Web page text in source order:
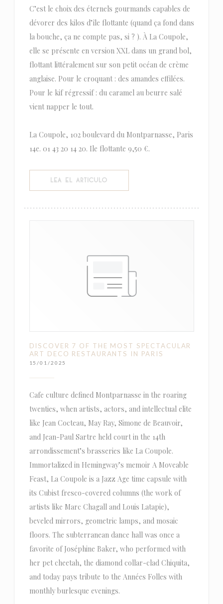
C’est le choix des éternels gourmands capables de
dévorer des kilos d’île flottante (quand ça fond dans
la bouche, ça ne compte pas, si ? ). À La Coupole,
elle se présente en version XXL dans un grand bol,
flottant littéralement sur son petit océan de crème
anglaise. Pour le croquant : des amandes effilées.
Pour le kif régressif : du caramel au beurre salé
vient napper le tout.
La Coupole, 102 boulevard du Montparnasse, Paris
14e. 01 43 20 14 20. Ile flottante 9,50 €.
LEA EL ARTICULO
DISCOVER 7 OF THE MOST SPECTACULAR
ART DECO RESTAURANTS IN PARIS
15/01/2025
Cafe culture defined Montparnasse in the roaring
twenties, when artists, actors, and intellectual elite
like Jean Cocteau, May Ray, Simone de Beauvoir,
and Jean-Paul Sartre held court in the 14th
arrondissement’s brasseries like La Coupole.
Immortalized in Hemingway’s memoir A Moveable
Feast, La Coupole is a Jazz Age time capsule with
its Cubist fresco-covered columns (the work of
artists like Marc Chagall and Louis Latapie),
beveled mirrors, geometric lamps, and mosaic
floors. The subterranean dance hall was once a
favorite of Joséphine Baker, who performed with
her pet cheetah, the diamond collar-clad Chiquita,
and today pays tribute to the Années Folles with
monthly burlesque evenings.